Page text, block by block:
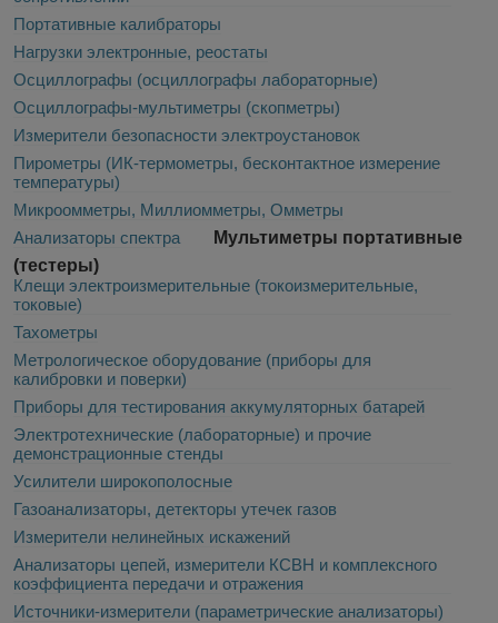
Портативные калибраторы
Нагрузки электронные, реостаты
Осциллографы (осциллографы лабораторные)
Осциллографы-мультиметры (скопметры)
Измерители безопасности электроустановок
Пирометры (ИК-термометры, бесконтактное измерение
температуры)
Микроомметры, Миллиомметры, Омметры
Анализаторы спектра
Мультиметры портативные
(тестеры)
Клещи электроизмерительные (токоизмерительные,
токовые)
Тахометры
Метрологическое оборудование (приборы для
калибровки и поверки)
Приборы для тестирования аккумуляторных батарей
Электротехнические (лабораторные) и прочие
демонстрационные стенды
Усилители широкополосные
Газоанализаторы, детекторы утечек газов
Измерители нелинейных искажений
Анализаторы цепей, измерители КСВН и комплексного
коэффициента передачи и отражения
Источники-измерители (параметрические анализаторы)